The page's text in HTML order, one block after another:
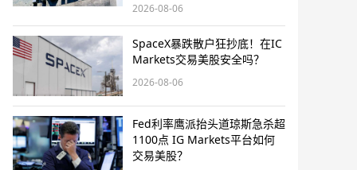
2026-08-06
SpaceX暴跌散户狂抄底！在IC
Markets交易美股安全吗？
2026-08-06
Fed利率鹰派抬头道琼斯急杀超
1100点 IG Markets平台如何
交易美股？